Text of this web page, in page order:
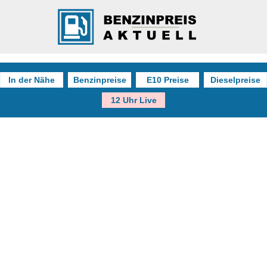
In der Nähe Benzinpreise E10 Preise Dieselpreise
12 Uhr Live